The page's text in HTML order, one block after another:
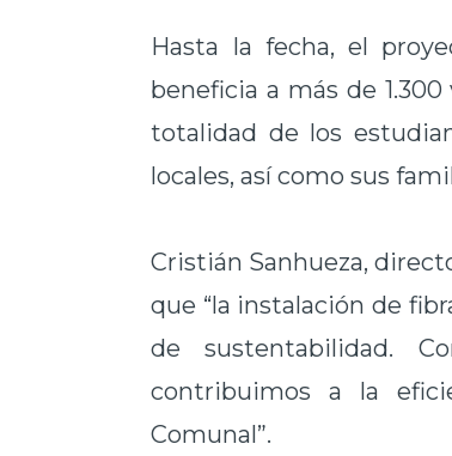
Hasta la fecha, el
beneficia a más de
totalidad de los
locales, así como sus
Cristián Sanhueza,
que “la instalación de
de sustentabilidad.
contribuimos a la
Comunal”.